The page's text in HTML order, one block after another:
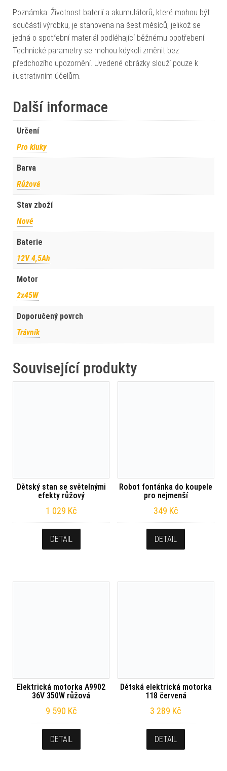
Poznámka: Životnost baterií a akumulátorů, které mohou být
součástí výrobku, je stanovena na šest měsíců, jelikož se
jedná o spotřební materiál podléhající běžnému opotřebení.
Technické parametry se mohou kdykoli změnit bez
předchozího upozornění. Uvedené obrázky slouží pouze k
ilustrativním účelům.
Další informace
Určení
Pro kluky
Barva
Růžová
Stav zboží
Nové
Baterie
12V 4,5Ah
Motor
2x45W
Doporučený povrch
Trávník
Související produkty
Dětský stan se světelnými
efekty růžový
1 029 Kč
DETAIL
Robot fontánka do koupele
pro nejmenší
349 Kč
DETAIL
Elektrická motorka A9902
36V 350W růžová
9 590 Kč
DETAIL
Dětská elektrická motorka
118 červená
3 289 Kč
DETAIL